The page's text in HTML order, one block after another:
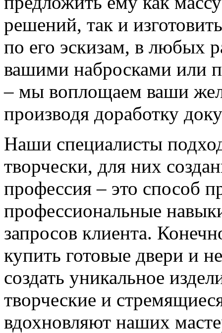
решений, так и
по его эскизам, в любых
вашими набросками или
– мы воплощаем ваши
производя доработку
Наши специалисты
творчески, для них
профессия – это способ
профессиональные
запросов клиента.
купить готовые двери и
создать уникальное
творческие и
вдохновляют наших